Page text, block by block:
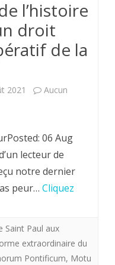
l’histoire
droit
de la
2021
Aucun
06 Aug
lecteur de
notre dernier
peur… Cliquez
Saint Paul aux
extraordinaire du
Pontificum, Motu